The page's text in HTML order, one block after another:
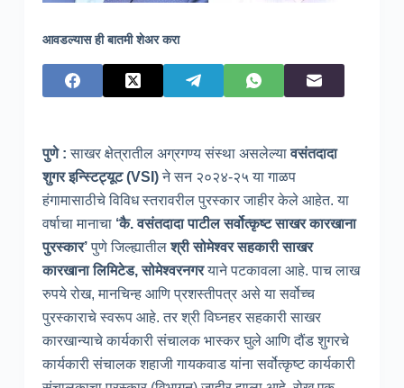
आवडल्यास ही बातमी शेअर करा
पुणे : साखर क्षेत्रातील अग्रगण्य संस्था असलेल्यावसंतदादा
शुगर इन्स्टिट्यूट(VSI)ने सन २०२४-२५ या गाळप
हंगामासाठीचे विविध स्तरावरील पुरस्कार जाहीर केले आहेत. या
वर्षाचा मानाचा ‘कै. वसंतदादा पाटील सर्वोत्कृष्ट साखर कारखाना
पुरस्कार’पुणे जिल्ह्यातीलश्री सोमेश्वर सहकारी साखर
कारखाना लिमिटेड, सोमेश्वरनगरयाने पटकावला आहे. पाच लाख
रुपये रोख, मानचिन्ह आणि प्रशस्तीपत्र असे या सर्वोच्च
पुरस्काराचे स्वरूप आहे. तर श्री विघ्नहर सहकारी साखर
कारखान्याचे कार्यकारी संचालक भास्कर घुले आणि दौंड शुगरचे
कार्यकारी संचालक शहाजी गायकवाड यांना सर्वोत्कृष्ट कार्यकारी